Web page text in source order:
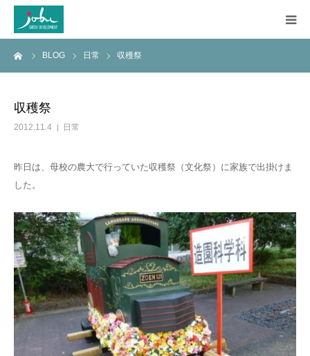
BLOG 日常 収穫祭
収穫祭
2012.11.4 日常
昨日は、母校の農大で行っていた収穫祭（文化祭）に家族で出掛けま
した。
HOME
Q&A
BLOG
CONTACT US